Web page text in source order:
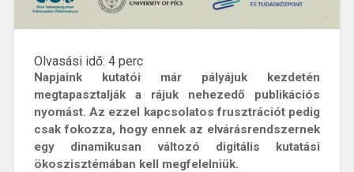
Olvasási idő: 4 perc
Napjaink kutatói már pályájuk kezdetén
megtapasztalják a rájuk nehezedő publikációs
nyomást. Az ezzel kapcsolatos frusztrációt pedig
csak fokozza, hogy ennek az elvárásrendszernek
egy dinamikusan változó digitális kutatási
ökoszisztémában kell megfelelniük.